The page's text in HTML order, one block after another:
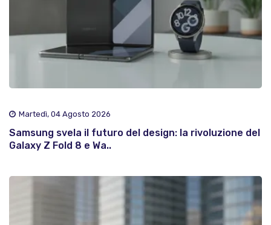
Martedì, 04 Agosto 2026
Samsung svela il futuro del design: la rivoluzione del
Galaxy Z Fold 8 e Wa..